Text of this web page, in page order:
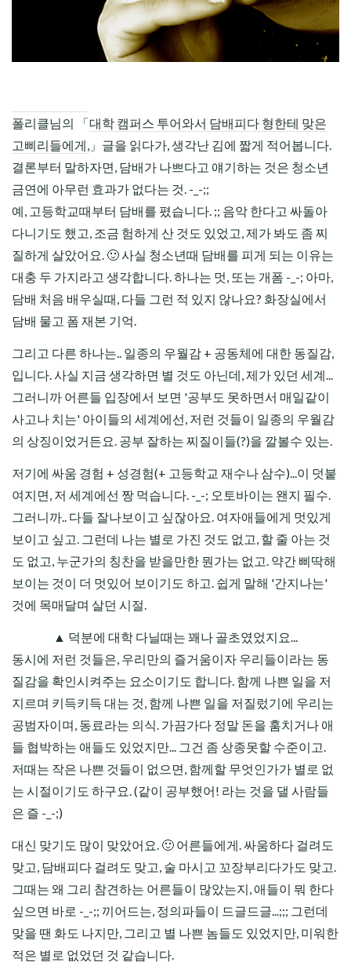
폴리클님의 「대학 캠퍼스 투어와서 담배피다 형한테 맞은
고삐리들에게, 」글을 읽다가, 생각난 김에 짧게 적어봅니다.
결론부터 말하자면, 담배가 나쁘다고 얘기하는 것은 청소년
금연에 아무런 효과가 없다는 것. -_-;;
예, 고등학교때부터 담배를 폈습니다. ;; 음악 한다고 싸돌아
다니기도 했고, 조금 험하게 산 것도 있었고, 제가 봐도 좀 찌
질하게 살았어요. 🙂 사실 청소년때 담배를 피게 되는 이유는
대충 두 가지라고 생각합니다. 하나는 멋, 또는 개폼 -_-; 아마,
담배 처음 배우실때, 다들 그런 적 있지 않나요? 화장실에서
담배 물고 폼 재본 기억.
그리고 다른 하나는.. 일종의 우월감 + 공동체에 대한 동질감,
입니다. 사실 지금 생각하면 별 것도 아닌데, 제가 있던 세계...
그러니까 어른들 입장에서 보면 '공부도 못하면서 매일같이
사고나 치는' 아이들의 세계에선, 저런 것들이 일종의 우월감
의 상징이었거든요. 공부 잘하는 찌질이들(?)을 깔볼수 있는.
저기에 싸움 경험 + 성경험(+ 고등학교 재수나 삼수)...이 덧붙
여지면, 저 세계에선 짱 먹습니다. -_-; 오토바이는 왠지 필수.
그러니까.. 다들 잘나보이고 싶잖아요. 여자애들에게 멋있게
보이고 싶고. 그런데 나는 별로 가진 것도 없고, 할 줄 아는 것
도 없고, 누군가의 칭찬을 받을만한 뭔가는 없고. 약간 삐딱해
보이는 것이 더 멋있어 보이기도 하고. 쉽게 말해 '간지나는'
것에 목매달며 살던 시절.
▲ 덕분에 대학 다닐때는 꽤나 골초였었지요...
동시에 저런 것들은, 우리만의 즐거움이자 우리들이라는 동
질감을 확인시켜주는 요소이기도 합니다. 함께 나쁜 일을 저
지르며 키득키득 대는 것, 함께 나쁜 일을 저질렀기에 우리는
공범자이며, 동료라는 의식. 가끔가다 정말 돈을 훔치거나 애
들 협박하는 애들도 있었지만... 그건 좀 상종못할 수준이고.
저때는 작은 나쁜 것들이 없으면, 함께할 무엇인가가 별로 없
는 시절이기도 하구요. (같이 공부했어! 라는 것을 댈 사람들
은 즐 -_-;)
대신 맞기도 많이 맞았어요. 🙂 어른들에게. 싸움하다 걸려도
맞고, 담배피다 걸려도 맞고, 술 마시고 꼬장부리다가도 맞고.
그때는 왜 그리 참견하는 어른들이 많았는지, 애들이 뭐 한다
싶으면 바로 -_-;; 끼어드는, 정의파들이 드글드글...;;; 그런데
맞을 땐 화도 나지만, 그리고 별 나쁜 놈들도 있었지만, 미워한
적은 별로 없었던 것 같습니다.